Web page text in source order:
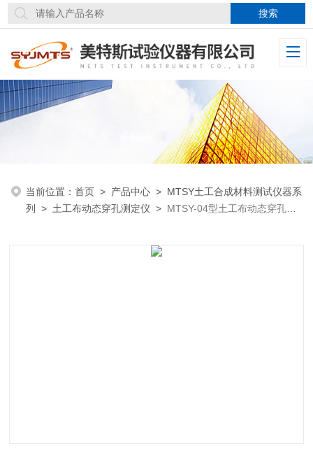
当前位置：首页 > 产品中心 > MTSY土工合成材料测试仪器系
列
> 土工布动态穿孔测定仪 > MTSY-04型土工布动态穿孔测